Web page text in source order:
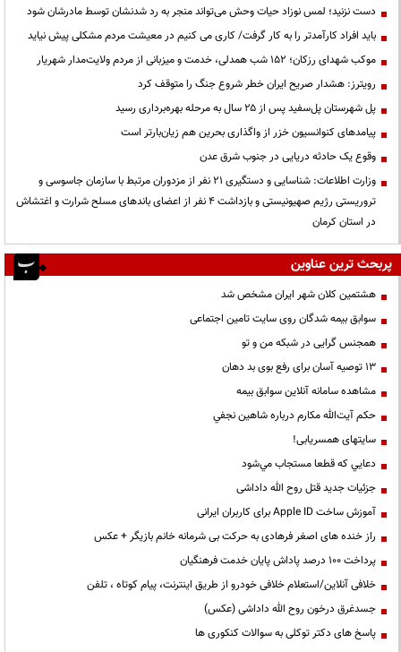
دست نزنید؛ لمس نوزاد حیات وحش می‌تواند منجر به رد شدنشان توسط مادرشان شود
باید افراد کارآمدتر را به کار گرفت/ کاری می کنیم در معیشت مردم مشکلی پیش نیاید
موکب شهدای رزکان؛ ۱۵۲ شب همدلی، خدمت و میزبانی از مردم ولایت‌مدار شهریار
رویترز: هشدار صریح ایران خطر شروع جنگ را متوقف کرد
پل شهرستان پل‌سفید پس از ۲۵ سال به مرحله بهره‌برداری رسید
پیامدهای کنوانسیون خزر از واگذاری بحرین هم زیان‌بارتر است
وقوع یک حادثه دریایی در جنوب شرق عدن
وزارت اطلاعات: شناسایی و دستگیری ۲۱ نفر از مزدوران مرتبط با سازمان جاسوسی و
تروریستی رژیم صهیونیستی و بازداشت ۴ نفر از اعضای باندهای مسلح شرارت و اغتشاش
در استان کرمان
پربحث ترین عناوین
هشتمین کلان شهر ایران مشخص شد
سوابق بیمه شدگان روی سایت تامین اجتماعی
همجنس گرایی در شبکه من و تو
13 توصیه آسان برای رفع بوی بد دهان
مشاهده سامانه آنلاين سوابق بیمه
حكم آيت‌الله مكارم درباره شاهين نجفي
سایتهای همسریابی!
دعايي كه قطعا مستجاب مي‌شود
جزئیات جدید قتل روح الله داداشی
آموزش ساخت Apple ID برای کاربران ایرانی
راز خنده های اصغر فرهادی به حرکت بی شرمانه خانم بازیگر + عکس
پرداخت ۱۰۰ درصد پاداش پایان خدمت فرهنگیان
خلافی آنلاین/استعلام خلافی خودرو از طریق اینترنت، پیام کوتاه ، تلفن
جسدغرق درخون روح الله داداشی (عکس)
پاسخ های دکتر توکلی به سوالات کنکوری ها